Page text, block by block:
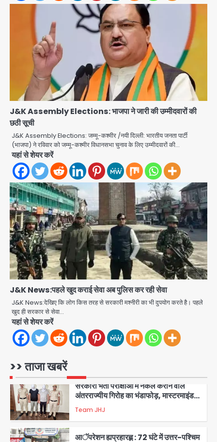
J&K Assembly Elections: भाजपा ने जारी की उम्मीदवारों की
छठी सूची
J&K Assembly Elections: जम्मू-कश्मीर /नयी दिल्ली: भारतीय जनता पार्टी
(भाजपा) ने रविवार को जम्मू-कश्मीर विधानसभा चुनाव के लिए उम्मीदवारों की…
यहां से शेयर करें
J&K News:पहले खुद कराई सेवा अब पुलिस कर रही सेवा
J&K News:देखिए कि लोग किस तरह से सरकारी मश्नीरी का भी दुपयोग करते है। पहले
खुद ही सरकार से सेवा…
यहां से शेयर करें
>> ताजा खबरें
एंटी-बर्गलरी सेल की बड़ी कामयाबी, चोरी के
माल की खरीद-फरोख्त करने वाले गिरोह का
भंडाफोड़
Team JHJ
3
सरकारी भर्ती परीक्षाओं में नकल कराने वाले
समेत 7 गिरफ्तार
Team JHJ
4
आॅपरेशन ह्यप्रहारह्ण : 72 घंटे में उत्तर-पश्चिम
जिला पुलिस का बड़ा एक्शन
Team JHJ
5
Sajid Rashidi’s controversial:
शिवभक्त नहीं, आतंकवादी हैं’, मौलाना का
कांवड़ियों पर विवादित बयान, BJP विधायक ने
कराई FIR, NSA की मांग
Avinash Kumar
1
Har Ghar Tiranga Campaign:
गौतमबुद्धनगर में 9 से 17 अगस्त तक चलेगा जन-
जागरूकता महाअभियान, डीएम ने की समीक्षा
बैठक
Avinash Kumar
2
एंटी-बर्गलरी सेल की बड़ी कामयाबी, चोरी के
माल की खरीद-फरोख्त करने वाले गिरोह का
3
सरकारी भर्ती परीक्षाओं में नकल कराने वाले
अंतरराज्यीय गिरोह का भंडाफोड़, मास्टरमाइंड
समेत 7 गिरफ्तार
Team JHJ
आॅपरेशन ह्यप्रहारह्ण : 72 घंटे में उत्तर-पश्चिम